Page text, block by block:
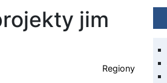
jim
Regiony